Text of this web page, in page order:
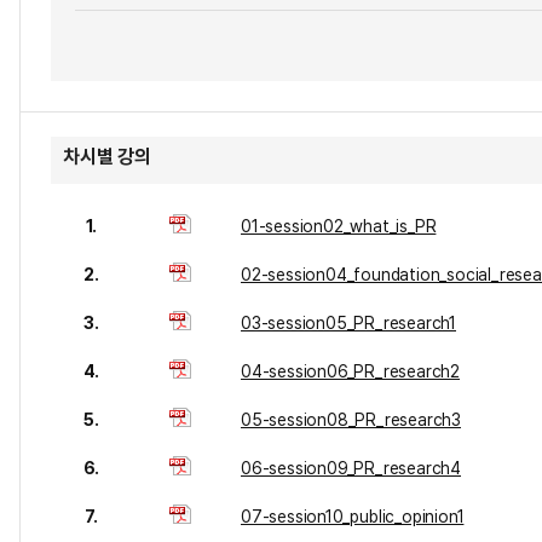
차시별 강의
1. 01-session02_what_is_PR
2. 02-
3. 03-session05_PR_research1
4. 04-session06_PR_research2
5. 05-session08_PR_research3
6. 06-session09_PR_research4
7. 07-session10_public_opinion1